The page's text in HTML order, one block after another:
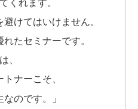
くれます。
けてはいけません。
たセミナーです。
、
ナーこそ、
のです。
」